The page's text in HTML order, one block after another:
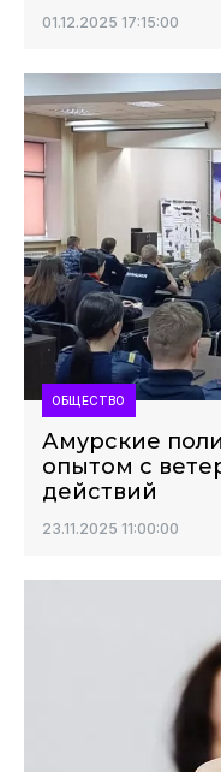
01.12.2025 17:15:00
ОБЩЕСТВО
Амурские
опытом с
действий
23.11.2025 11:00:00